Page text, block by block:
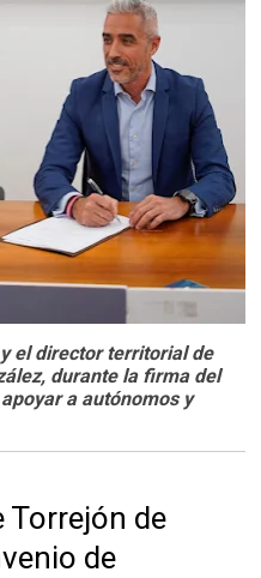
el director territorial de
durante la firma del
a autónomos y
Torrejón de
de